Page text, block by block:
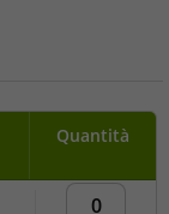
Quantità